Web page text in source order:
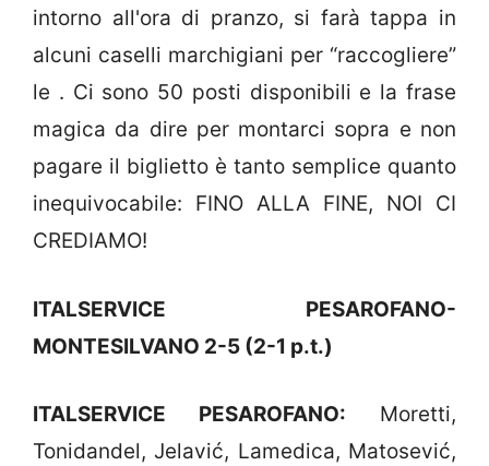
intorno all'ora di pranzo, si farà tappa in
alcuni caselli marchigiani per “raccogliere”
le . Ci sono 50 posti disponibili e la frase
magica da dire per montarci sopra e non
pagare il biglietto è tanto semplice quanto
inequivocabile: FINO ALLA FINE, NOI CI
CREDIAMO!
ITALSERVICE PESAROFANO-
MONTESILVANO 2-5 (2-1 p.t.)
ITALSERVICE PESAROFANO: Moretti,
Tonidandel, Jelavić, Lamedica, Matosević,